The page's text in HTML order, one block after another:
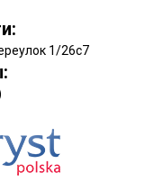
1/26с7